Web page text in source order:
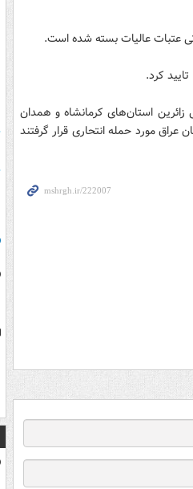
عتبات عالیات بسته شده است.
کرد.
دو اتوبوس حامل زائرین استان‌های کرمانشاه و همدان
مورد حمله انتحاری قرار گرفتند